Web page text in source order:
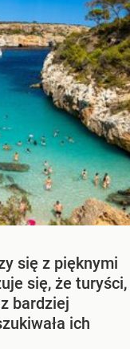
się z pięknymi
się, że turyści,
bardziej
ich